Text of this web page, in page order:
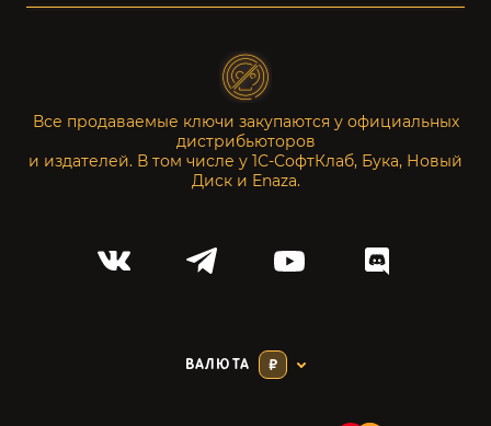
Все продаваемые ключи закупаются у официальных
дистрибьюторов
и издателей. В том числе у 1С-СофтКлаб, Бука, Новый
Диск и Enaza.
ВАЛЮТА ₽